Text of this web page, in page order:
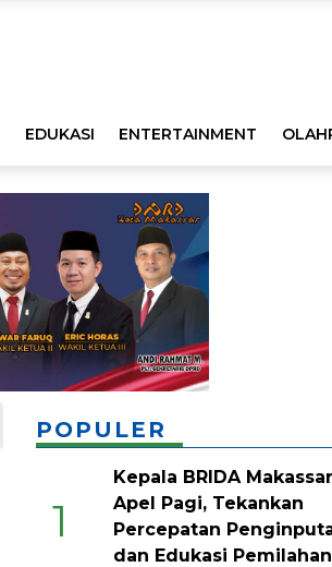
EDUKASI ENTERTAINMENT
POPULER
1
Kepala BRIDA
Apel Pagi, Tekankan
Percepatan
dan Edukasi